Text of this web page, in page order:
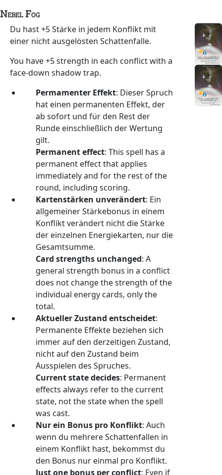
NebelFog
Du hast +5 Stärke in jedem Konflikt mit
einer nicht ausgelösten Schattenfalle.
You have +5 strength in each conflict with a
face-down shadow trap.
Permamenter Effekt: Dieser Spruch
hat einen permanenten Effekt, der
ab sofort und für den Rest der
Runde einschließlich der Wertung
gilt.
Permanent effect: This spell has a
permanent effect that applies
immediately and for the rest of the
round, including scoring.
Kartenstärken unverändert: Ein
allgemeiner Stärkebonus in einem
Konflikt verändert nicht die Stärke
der einzelnen Energiekarten, nur die
Gesamtsumme.
Card strengths unchanged: A
general strength bonus in a conflict
does not change the strength of the
individual energy cards, only the
total.
Aktueller Zustand entscheidet:
Permanente Effekte beziehen sich
immer auf den derzeitigen Zustand,
nicht auf den Zustand beim
Ausspielen des Spruches.
Current state decides: Permanent
effects always refer to the current
state, not the state when the spell
was cast.
Nur ein Bonus pro Konflikt: Auch
wenn du mehrere Schattenfallen in
einem Konflikt hast, bekommst du
den Bonus nur einmal pro Konflikt.
Just one bonus per conflict: Even if